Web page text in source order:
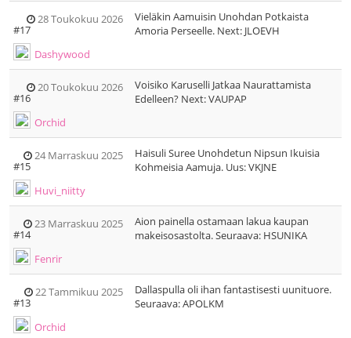
28 Toukokuu 2026
#17
Dashywood
Vieläkin Aamuisin Unohdan Potkaista
Amoria Perseelle. Next: JLOEVH
20 Toukokuu 2026
#16
Orchid
Voisiko Karuselli Jatkaa Naurattamista
Edelleen? Next: VAUPAP
24 Marraskuu 2025
#15
Huvi_niitty
Haisuli Suree Unohdetun Nipsun Ikuisia
Kohmeisia Aamuja. Uus: VKJNE
23 Marraskuu 2025
#14
Fenrir
Aion painella ostamaan lakua kaupan
makeisosastolta. Seuraava: HSUNIKA
22 Tammikuu 2025
#13
Orchid
Dallaspulla oli ihan fantastisesti uunituore.
Seuraava: APOLKM